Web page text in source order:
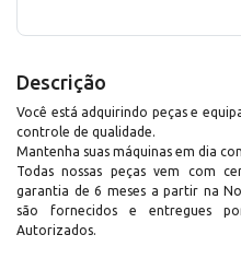
Descrição
Você está adquirindo peças e
controle de qualidade.
Mantenha suas máquinas em dia
Todas nossas peças vem com
garantia de 6 meses a partir na
são fornecidos e entregues
Autorizados.